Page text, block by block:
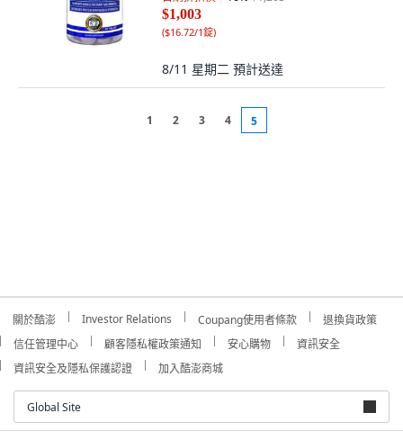
$1,003
($16.72/1錠)
8/11 星期二 預計送達
1 2 3 4 5
關於酷澎 Investor Relations Coupang使用者條款
退換貨政策
信任管理中心
顧客隱私權政策通知 安心購物
資訊安全
資訊安全及隱私保護認證
加入酷澎商城
Global Site